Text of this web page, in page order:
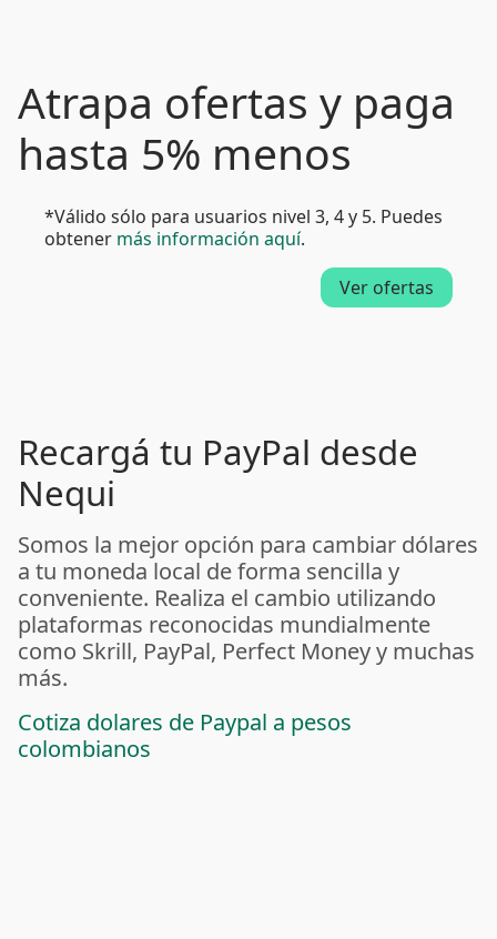
Atrapa ofertas y paga
hasta 5% menos
*Válido sólo para usuarios nivel 3, 4 y 5. Puedes
obtener más información aquí.
Ver ofertas
Recargá tu PayPal desde
Nequi
Somos la mejor opción para cambiar dólares
a tu moneda local de forma sencilla y
conveniente. Realiza el cambio utilizando
plataformas reconocidas mundialmente
como Skrill, PayPal, Perfect Money y muchas
más.
Cotiza dolares de Paypal a pesos
colombianos